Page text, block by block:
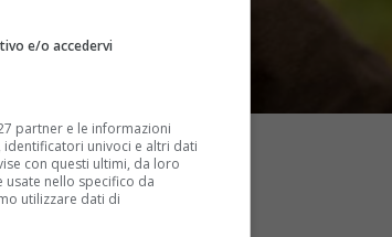
e/o accedervi
partner e le informazioni
univoci e altri dati
con questi ultimi, da loro
usate nello specifico da
utilizzare dati di